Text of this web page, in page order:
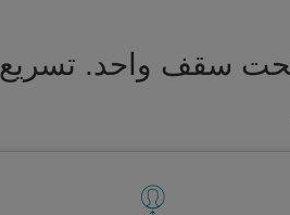
تحت سقف واحد. تسريع